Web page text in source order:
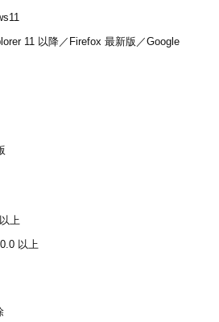
11 以降／Firefox 最新版／Google
上
以上